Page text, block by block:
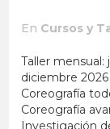
En Cursos y
Taller
diciembre 2026
Coreografía
Coreografía
Investigación